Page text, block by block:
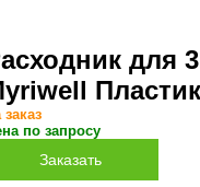
для
заказ
по запросу